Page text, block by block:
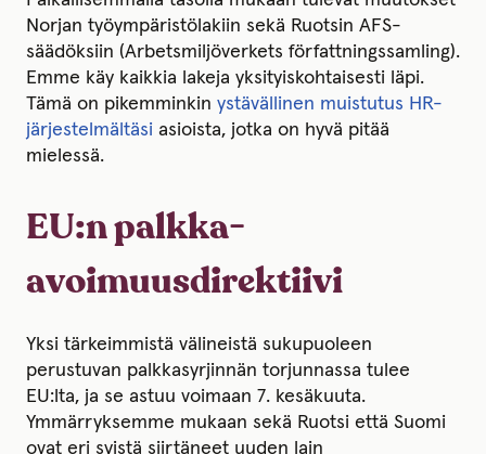
Norjan työympäristölakiin sekä Ruotsin AFS-
säädöksiin (Arbetsmiljöverkets författningssamling).
Emme käy kaikkia lakeja yksityiskohtaisesti läpi.
Tämä on pikemminkin ystävällinen muistutus HR-
järjestelmältäsi asioista, jotka on hyvä pitää
mielessä.
EU:n palkka-
avoimuusdirektiivi
Yksi tärkeimmistä välineistä sukupuoleen
perustuvan palkkasyrjinnän torjunnassa tulee
EU:lta, ja se astuu voimaan 7. kesäkuuta.
Ymmärryksemme mukaan sekä Ruotsi että Suomi
ovat eri syistä siirtäneet uuden lain